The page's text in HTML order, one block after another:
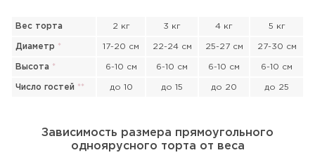
Вес торта 2 кг 3 кг 4 кг 5 кг
Диаметр * 17-20 см 22-24 см 25-27 см 27-30 см
Высота * 6-10 см 6-10 см 6-10 см 6-10 см
Число гостей ** до 10 до 15 до 20 до 25
Зависимость размера прямоугольного
одноярусного торта от веса